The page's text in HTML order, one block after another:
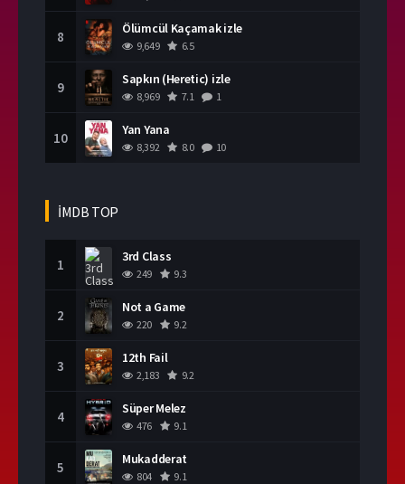
8 Ölümcül Kaçamak izle
9,649 6.5
9 Sapkın (Heretic) izle
8,969 7.1 1
10 Yan Yana
8,392 8.0 10
İMDB TOP
1 3rd Class
249 9.3
2 Not a Game
220 9.2
3 12th Fail
2,183 9.2
4 Süper Melez
476 9.1
5 Mukadderat
804 9.1